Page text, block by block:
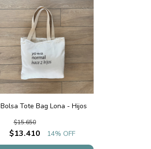
Bolsa Tote Bag Lona - Hijos
$13.410
$15.650
14% OFF